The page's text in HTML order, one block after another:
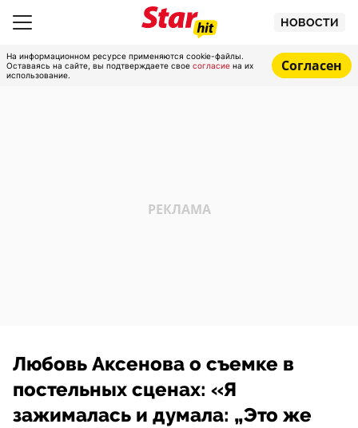
НОВОСТИ
На информационном ресурсе применяются cookie-файлы.
Оставаясь на сайте, вы подтверждаете свое согласие на их
использование.
Согласен
Любовь Аксенова о съемке в
постельных сценах: «Я
зажималась и думала: „Это же